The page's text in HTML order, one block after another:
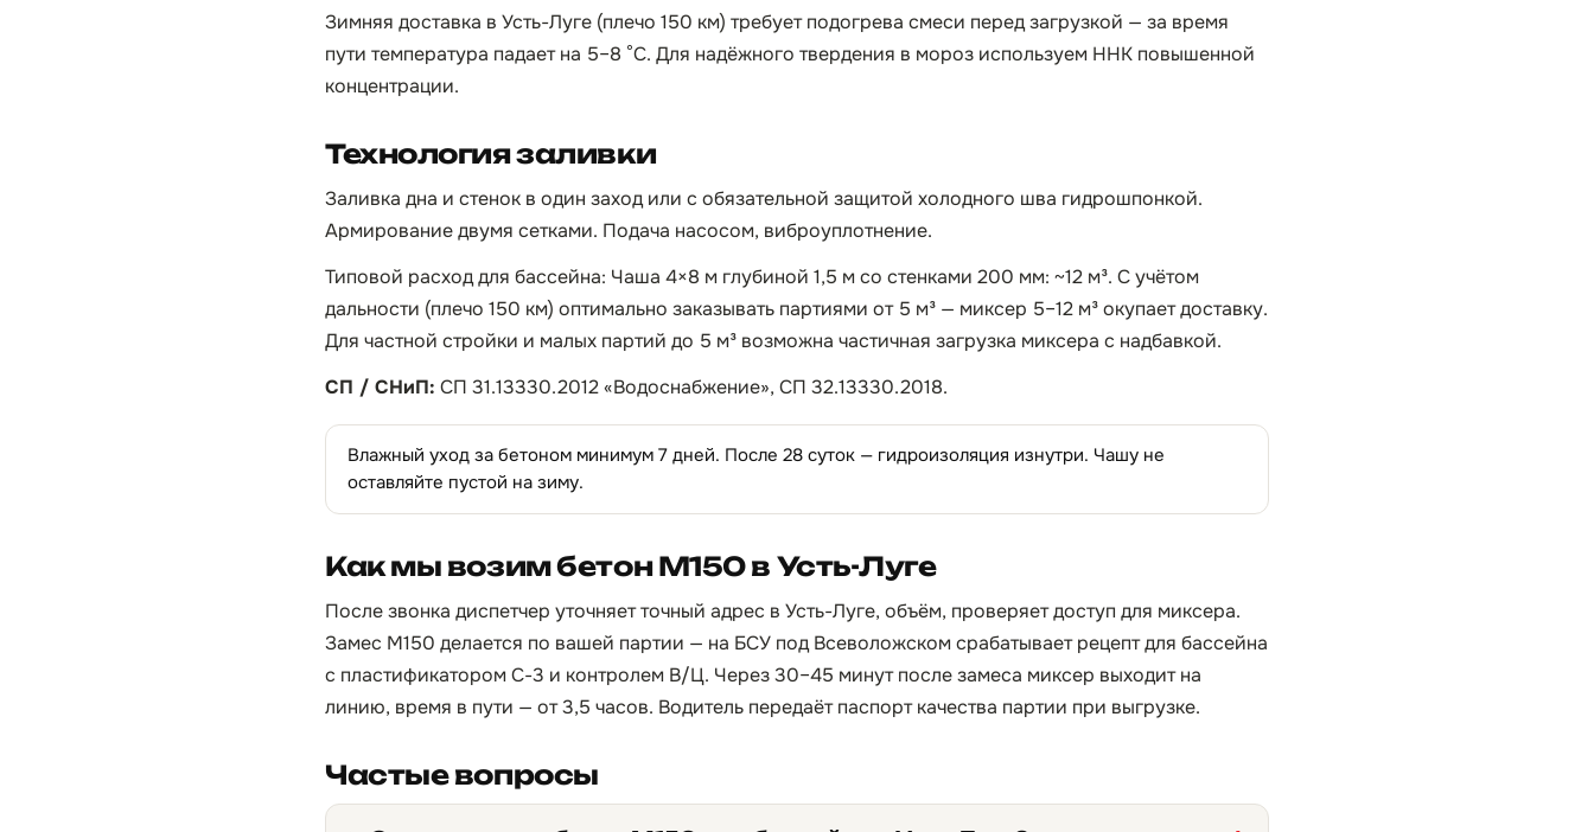
Зимняя доставка в Усть-Луге (плечо 150 км) требует подогрева смеси перед загрузкой — за время
пути температура падает на 5–8 °C. Для надёжного твердения в мороз используем ННК повышенной
концентрации.
Технология заливки
Заливка дна и стенок в один заход или с обязательной защитой холодного шва гидрошпонкой.
Армирование двумя сетками. Подача насосом, виброуплотнение.
Типовой расход для бассейна: Чаша 4×8 м глубиной 1,5 м со стенками 200 мм: ~12 м³. С учётом
дальности (плечо 150 км) оптимально заказывать партиями от 5 м³ — миксер 5–12 м³ окупает доставку.
Для частной стройки и малых партий до 5 м³ возможна частичная загрузка миксера с надбавкой.
СП / СНиП: СП 31.13330.2012 «Водоснабжение», СП 32.13330.2018.
Влажный уход за бетоном минимум 7 дней. После 28 суток — гидроизоляция изнутри. Чашу не
оставляйте пустой на зиму.
Как мы возим бетон М150 в Усть-Луге
После звонка диспетчер уточняет точный адрес в Усть-Луге, объём, проверяет доступ для миксера.
Замес М150 делается по вашей партии — на БСУ под Всеволожском срабатывает рецепт для бассейна
с пластификатором С-3 и контролем В/Ц. Через 30–45 минут после замеса миксер выходит на
линию, время в пути — от 3,5 часов. Водитель передаёт паспорт качества партии при выгрузке.
Частые вопросы